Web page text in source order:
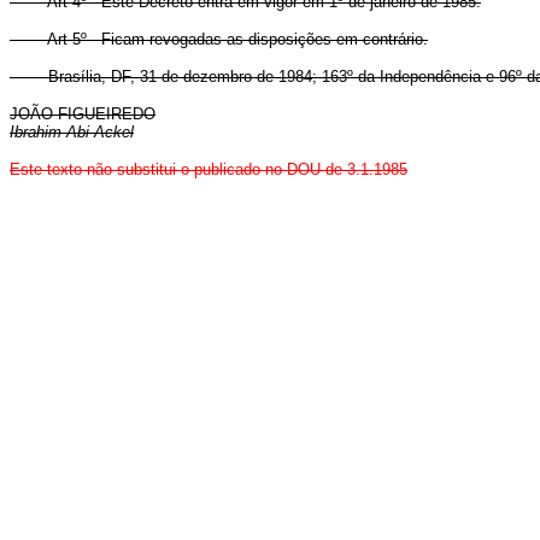
Art 5º - Ficam revogadas as disposições em contrário.
Brasília, DF, 31 de dezembro de 1984; 163º da Independência e 96º
JOÃO FIGUEIREDO
Ibrahim Abi-Ackel
Este texto não substitui o publicado no DOU de 3.1.1985